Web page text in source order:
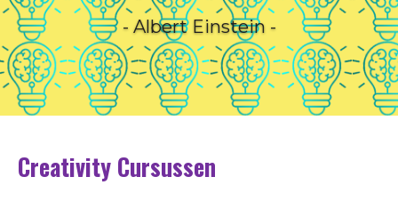
- Albert Einstein -
Creativity Cursussen